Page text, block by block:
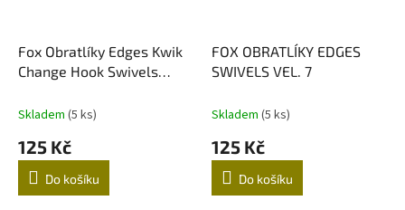
Fox Obratlíky Edges Kwik
Change Hook Swivels
Skladem (5 ks)
125 Kč
Do košíku
FOX OBRATLÍKY EDGES
SWIVELS VEL. 7
Skladem (5 ks)
125 Kč
Do košíku